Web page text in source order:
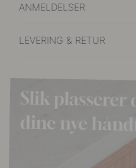
ANMELDELSER
LEVERING & RETUR